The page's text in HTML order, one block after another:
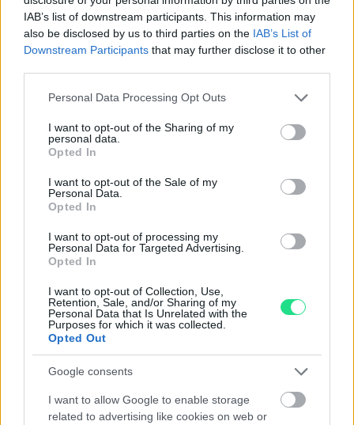
IAB’s list of downstream participants. This information may
also be disclosed by us to third parties on the IAB’s List of
Downstream Participants that may further disclose it to other
Please note that this website/app uses one or more Google
not limited to your visit or usage behaviour. You may click to
grant or deny consent to Google and its third-party tags to
use your data for below specified purposes in below Google
consent section.
Personal Data Processing Opt Outs
I want to opt-out of the Sharing of my
personal data.
Opted In
I want to opt-out of the Sale of my
Personal Data.
Opted In
I want to opt-out of processing my
Personal Data for Targeted Advertising.
Opted In
I want to opt-out of Collection, Use,
Retention, Sale, and/or Sharing of my
Personal Data that Is Unrelated with the
Purposes for which it was collected.
Opted Out
Google consents
I want to allow Google to enable storage
related to advertising like cookies on web or
Powered byLocalImpact
Reso facile e gratuitoentro 28 giorni.
Spedizione gratuita
per ordini superiori a 150 euro.
Per maggiori dettagli consultate la nostra
Guida
all'acquisto
Contattaci per richiedere maggiori
informazioni o prenotare una
videochiamata:
Cognome e Nome *